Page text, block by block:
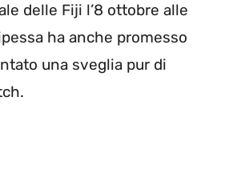
delle Fiji l’8 ottobre alle
ha anche promesso
una sveglia pur di